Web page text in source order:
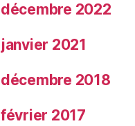
décembre 2022
janvier 2021
décembre 2018
février 2017